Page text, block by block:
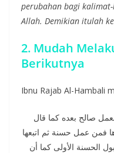
perubahan bagi
Allah. Demikian itulah
2. Mudah
Berikutnya
Ibnu Rajab Al-Hambali
صالح بعده كما قال
فمن عمل حسنة ثم اتبعها
الحسنة الأولى كما أن